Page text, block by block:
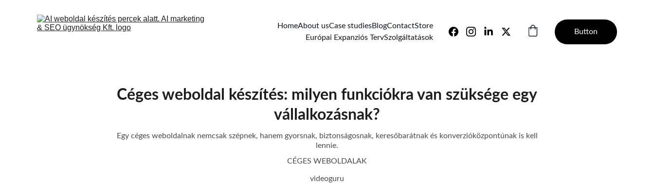
HomeAbout usCase studiesBlogContactStore
Európai Expanziós TervSzolgáltatások
Button
Céges weboldal készítés: milyen funkciókra van szüksége egy
vállalkozásnak?
Egy céges weboldalnak nemcsak szépnek, hanem gyorsnak, biztonságosnak, keresőbarátnak és konverzióközpontúnak is kell
lennie.
CÉGES WEBOLDALAK
videoguru